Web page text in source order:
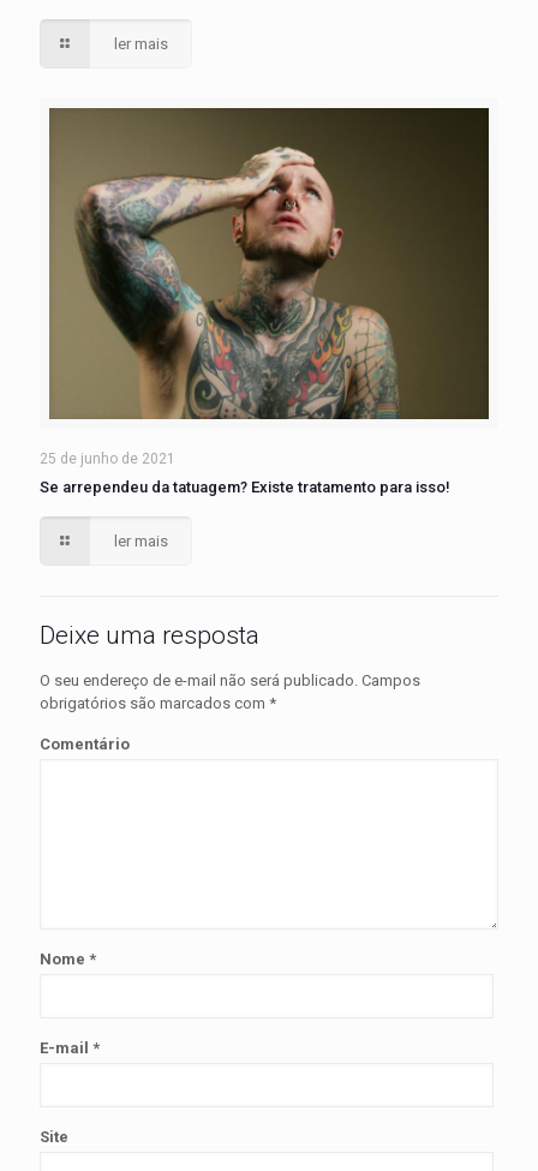
ler mais
25 de junho de 2021
Se arrependeu da tatuagem? Existe tratamento para isso!
ler mais
Deixe uma resposta
O seu endereço de e-mail não será publicado. Campos
obrigatórios são marcados com *
Comentário
Nome *
E-mail *
Site